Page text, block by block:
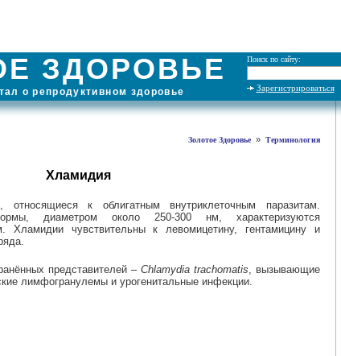
Поиск по сайту:
Зарегистрироваться
ЗДОРОВЬЕ
о репродуктивном здоровье
Золотое Здоровье» Терминология
Хламидия
к облигатным внутриклеточным паразитам.
диаметром около 250-300 нм, характеризуются
Хламидии чувствительны к левомицетину, гентамицину и
представителей – Chlamydia trachomatis, вызывающие
лимфогранулемы и урогенитальные инфекции.